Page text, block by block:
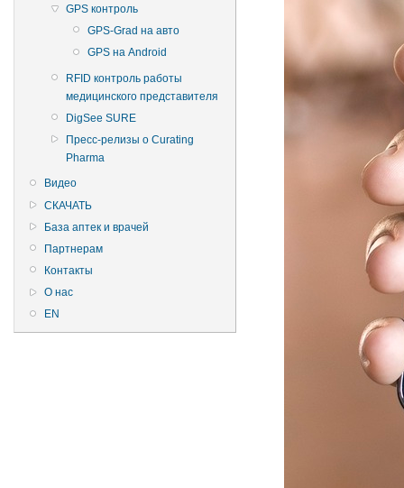
GPS контроль
GPS-Grad на авто
GPS на Android
RFID контроль работы
медицинского представителя
DigSee SURE
Пресс-релизы о Curating
Pharma
Видео
СКАЧАТЬ
База аптек и врачей
Партнерам
Контакты
О нас
EN